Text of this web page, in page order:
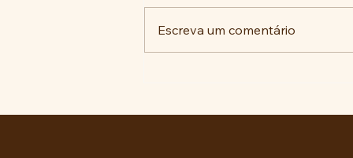
reparo antifascista às
Escreva um comentário